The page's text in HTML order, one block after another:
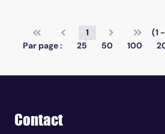
1
(1
Par page :
25 50 100
Contact